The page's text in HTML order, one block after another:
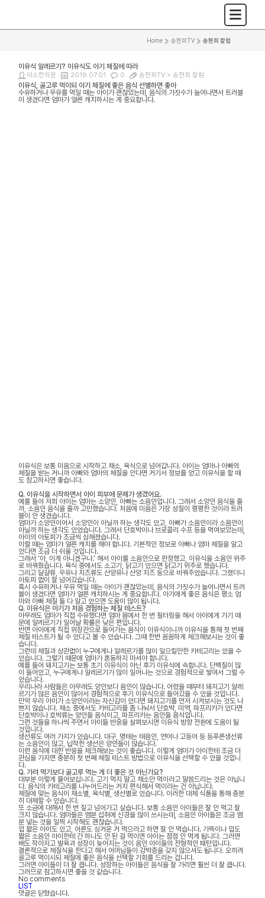
Home > 송현희TV > 송현희 칼럼
이유식 알레르기? 이유식도 아기 체질에 따라
이소한의원 2019.07.01 0 송현희TV >송현희 칼럼
이유식, 골고루 먹이되 아기 체질에 좋은 음식 선별하면 좋아
수유하거나 우유를 먹일 때는 아이가 괜찮았는데, 음식의 가짓수가 늘어나면서 트러블
이 생겼다면 엄마가 얼른 캐치하시는 게 중요합니다.
이유식은 보통 미음으로 시작하고 채소, 육식으로 넘어갑니다. 아이는 엄마나 아빠의
체질을 받는 거니까 아빠와 엄마의 체질을 안다면 거기서 정보를 얻고 이유식을 할 때
도 참고하시면 좋습니다.
Q. 이유식을 시작하면서 아이 피부에 문제가 생겼어요.
예를 들어 저희 아이는 엄마는 소양인, 아빠는 소음인입니다. 그래서 소양인 음식을 줄
까, 소음인 음식을 줄까 고민했습니다. 처음에 미음은 가장 성질이 평평한 것이라 트러
블이 안 생겼습니다.
엄마가 소양인이어서 소양인이 아닐까 하는 생각도 있고, 아빠가 소음인이라 소음인이
아닐까 하는 생각도 있었습니다. 그래서 단호박이나 브로콜리 수프 등을 먹여보았는데,
아이의 아토피가 조금씩 심해졌습니다.
이럴 때는 엄마가 얼른 캐치를 해야 합니다. 기본적인 정보로 아빠나 엄마 체질을 알고
있다면 조금 더 쉬울 것입니다.
그래서 ‘아, 이게 아니겠구나.’ 해서 아이를 소음인으로 판정했고, 이유식을 소음인 위주
로 바꿔줬습니다. 육식 중에서도 소고기, 닭고기 있으면 닭고기 위주로 했습니다.
그리고 달걀류, 우유나 치즈류도 산양유나 산양 치즈 등으로 바꿔주었습니다. 그랬더니
아토피 없이 잘 넘어갔습니다.
혹시 수유하거나 우유 먹일 때는 아이가 괜찮았는데, 음식의 가짓수가 늘어나면서 트러
블이 생겼다면 엄마가 얼른 캐치하시는 게 중요합니다. 아기에게 좋은 음식은 평소 엄
마와 아빠 체질 둘 다 알고 있으면 도움이 많이 됩니다.
Q. 이유식은 아기가 처음 경험하는 체질 테스트?
아무래도 엄마가 직접 수유했다면 엄마 몸에서 한 번 필터링을 해서 아이에게 가기 때
문에 알레르기가 일어날 확률은 낮은 편입니다.
반면 아이에게 직접 위장관으로 들어가는 음식이 이유식이니까 이유식을 통해 첫 번째
체질 테스트가 될 수 있다고 볼 수 있습니다. 그때 한번 꼼꼼하게 체크해보시는 것이 좋
습니다.
그런데 체질과 상관없이 누구에게나 알레르기를 많이 일으킬만한 카테고리는 있을 수
있습니다. 그렇기 때문에 엄마가 혼동하지 마셔야 합니다.
예를 들어 돼지고기는 보통 초기 이유식이 아닌 후기 이유식에 속합니다. 단백질이 많
이 들어있고, 누구에게나 알레르기가 많이 일어나는 것으로 경험적으로 쌓여서 그럴 수
있습니다.
우리나라 사람들은 아무래도 양인보다 음인이 많습니다. 어렸을 때부터 돼지고기 알레
르기가 많은 음인이 많아서 경험적으로 후기 이유식으로 들어갔을 수 있을 것입니다.
만약 우리 아이가 소양인이라는 자신감이 있다면 돼지고기를 먼저 시켜보시는 것도 나
쁘지 않습니다. 채소 중에서도 카테고리를 좀 나눠서 단호박, 미역, 파프리카가 있다면
단호박이나 호박류는 양인들 음식이고, 파프리카는 음인들 음식입니다.
그런 것들을 하나씩 주면서 아이들 반응을 살펴보시면 이유식 방향 전환에 도움이 될
것입니다.
생선류도 여러 가지가 있습니다. 대구, 명태는 태음인, 연어나 고등어 등 등푸른생선류
는 소음인이 많고, 납작한 생선은 양인들이 많습니다.
이런 음식에 대한 반응을 체크해보는 것이 좋습니다. 이렇게 엄마가 아이한테 조금 더
관심을 가지면 충분히 첫 번째 체질 테스트 방법으로 이유식을 선택할 수 있을 것입니
다.
Q. 가려 먹기보다 골고루 먹는 게 더 좋은 것 아닌가요?
대부분 이렇게 물어보십니다. 고기 먹지 말고 채소만 먹이라고 말씀드리는 것은 아닙니
다. 음식의 카테고리를 나누어드리는 거지 편식해서 먹이라는 건 아닙니다.
체질에 맞는 음식이 채소별, 육식별, 생선별로 있습니다. 이러한 대체 식품을 통해 충분
히 대체할 수 있습니다.
또 소금에 대해서 한 번 짚고 넘어가고 싶습니다. 보통 소음인 아이들은 잘 안 먹고 잘
크지 않습니다. 엄마들은 염분 섭취에 신경을 많이 쓰시는데, 소음인 아이들은 조금 염
분 넣는 것을 일찍 시작해도 괜찮습니다.
입 짧은 아이도 있고, 어른도 싱거운 거 먹으라고 하면 잘 안 먹습니다. 가뜩이나 입도
짧은 소음인 아이한테 간 하나도 안 된 걸 먹이면 아이는 점점 안 먹게 됩니다. 그러면
배도 작아지고 발육과 성장이 늦어지는 것이 음인 아이들의 전형적인 패턴입니다.
결론적으로 체질식을 한다고 해서 어머님들이 강박증을 갖지 않으셔도 됩니다. 오히려
골고루 먹이시되 체질에 좋은 음식을 선택할 기회를 드리는 겁니다.
그러면 아이들이 더 잘 큽니다. 성장하는 아이들은 음식을 잘 가리면 훨씬 더 잘 큽니다.
그러므로 참고하시면 좋을 것 같습니다.
No comments
LIST
댓글은 닫혔습니다.